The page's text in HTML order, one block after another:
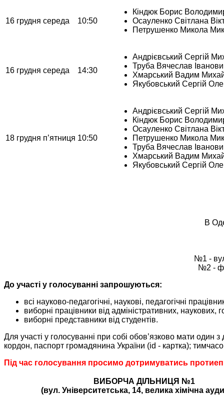
16 грудня середа 10:50
Кіндюк Борис
Осауленко Світлана
Петрушенко Микола
16 грудня середа 14:30
Андрієвський Сергій
Труба Вячеслав
Хмарський Вадим
Якубовський Сергій
18 грудня п’ятниця 10:50
Андрієвський Сергій
Кіндюк Борис
Осауленко Світлана
Петрушенко Микола
Труба Вячеслав
Хмарський Вадим
Якубовський Сергій
В
№1 -
№2 -
До участі у голосуванні запрошуються:
всі науково-педагогічні, наукові, педагогічні
виборні працівники від адміністративних, наукових,
виборні представники від студентів.
Для участі у голосуванні при собі обов’язково мати один
кордон, паспорт громадянина України (id - картка);
Під час голосування просимо дотримуватись
ВИБОРЧА ДІЛЬНИЦЯ №1
(вул. Університетська, 14, велика хімічна